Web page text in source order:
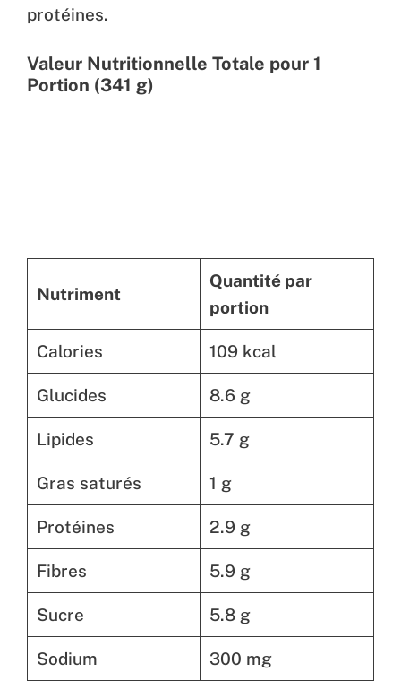
protéines.
Valeur Nutritionnelle Totale pour 1
Portion (341 g)
Nutriment
Quantité par
portion
Calories 109 kcal
Glucides 8.6 g
Lipides 5.7 g
Gras saturés 1 g
Protéines 2.9 g
Fibres 5.9 g
Sucre 5.8 g
Sodium 300 mg